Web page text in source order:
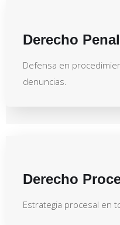
Derecho Penal
Defensa en
denuncias.
Derecho
Estrategia procesal en